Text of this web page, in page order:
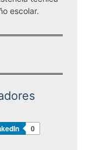
escolar.
0